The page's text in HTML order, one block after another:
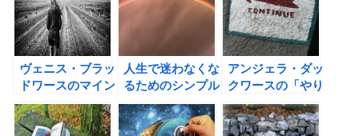
ラ・ダックワース
の「やり抜く力」
の書評③
ヴェニス・ブラッ
ドワースのマイン
ド革命―幸福への
36章の書評
人生で迷わなくな
るためのシンプル
な方法。
アンジェラ・ダッ
クワースの「やり
抜く力」の書評